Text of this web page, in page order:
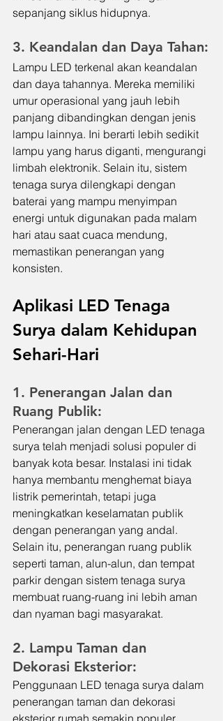
sepanjang siklus hidupnya.
3. Keandalan dan Daya Tahan:
Lampu LED terkenal akan keandalan
dan daya tahannya. Mereka memiliki
umur operasional yang jauh lebih
panjang dibandingkan dengan jenis
lampu lainnya. Ini berarti lebih sedikit
lampu yang harus diganti, mengurangi
limbah elektronik. Selain itu, sistem
tenaga surya dilengkapi dengan
baterai yang mampu menyimpan
energi untuk digunakan pada malam
hari atau saat cuaca mendung,
memastikan penerangan yang
konsisten.
Aplikasi LED Tenaga
Surya dalam Kehidupan
Sehari-Hari
1. Penerangan Jalan dan
Ruang Publik:
Penerangan jalan dengan LED tenaga
surya telah menjadi solusi populer di
banyak kota besar. Instalasi ini tidak
hanya membantu menghemat biaya
listrik pemerintah, tetapi juga
meningkatkan keselamatan publik
dengan penerangan yang andal.
Selain itu, penerangan ruang publik
seperti taman, alun-alun, dan tempat
parkir dengan sistem tenaga surya
membuat ruang-ruang ini lebih aman
dan nyaman bagi masyarakat.
2. Lampu Taman dan
Dekorasi Eksterior:
Penggunaan LED tenaga surya dalam
penerangan taman dan dekorasi
eksterior rumah semakin populer.